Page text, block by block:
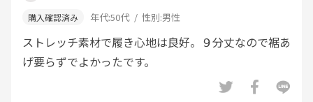
年代:50代 性別:男性
ストレッチ素材で履き心地は良好。９分丈なので裾あ
げ要らずでよかったです。